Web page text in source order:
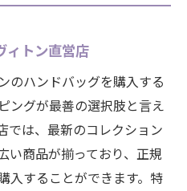
ィトン直営店
のハンドバッグを購入する
ングが最善の選択肢と言え
では、最新のコレクション
い商品が揃っており、正規
入することができます。特